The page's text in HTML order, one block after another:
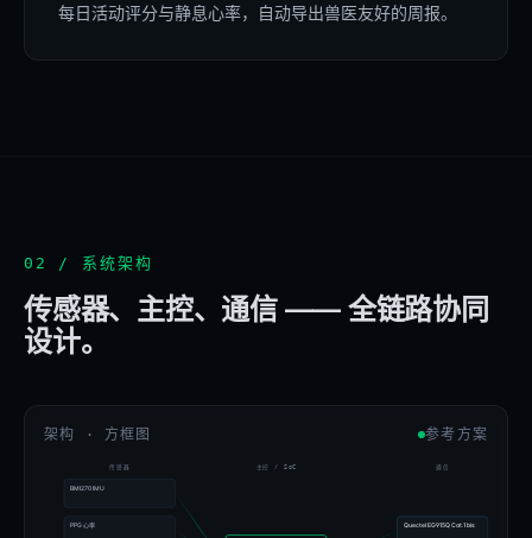
每日活动评分与静息心率，自动导出兽医友好的周报。
02 / 系统架构
传感器、主控、通信 —— 全链路协同
设计。
架构 · 方框图 参考方案
传感器 主控 / SoC 通信
BMI270 IMU
PPG 心率 Quectel EG915Q Cat.1 bis